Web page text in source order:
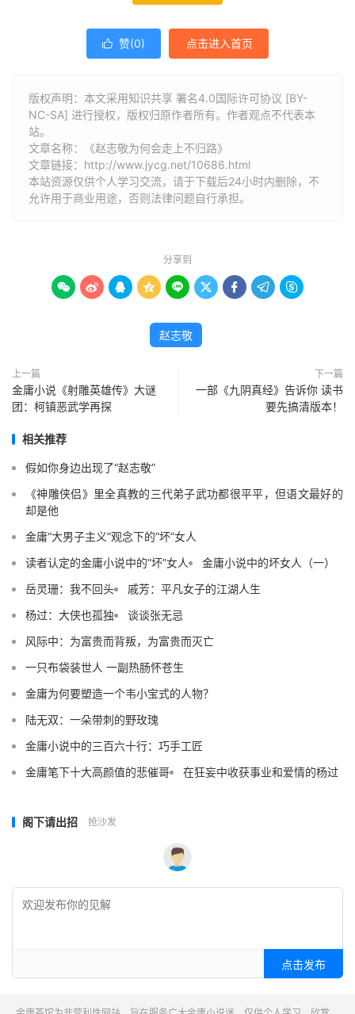
 赞(0) 点击进入首页
版权声明：本文采用知识共享 署名4.0国际许可协议 [BY-
NC-SA] 进行授权，版权归原作者所有。作者观点不代表本
站。
文章名称：《赵志敬为何会走上不归路》
文章链接： http://www.jycg.net/10686.html
本站资源仅供个人学习交流，请于下载后24小时内删除，不
允许用于商业用途，否则法律问题自行承担。
分享到
        
赵志敬
上一篇
金庸小说《射雕英雄传》大谜
团：柯镇恶武学再探
下一篇
一部《九阴真经》告诉你 读书
要先搞清版本！
相关推荐
假如你身边出现了“赵志敬”
《神雕侠侣》里全真教的三代弟子武功都很平平，但语文最好的
却是他
金庸“大男子主义”观念下的“坏”女人
读者认定的金庸小说中的“坏”女人
金庸小说中的坏女人（一）
岳灵珊：我不回头
戚芳：平凡女子的江湖人生
杨过：大侠也孤独
谈谈张无忌
风际中：为富贵而背叛，为富贵而灭亡
一只布袋装世人 一副热肠怀苍生
金庸为何要塑造一个韦小宝式的人物？
陆无双：一朵带刺的野玫瑰
金庸小说中的三百六十行：巧手工匠
金庸笔下十大高颜值的悲催哥
在狂妄中收获事业和爱情的杨过
阁下请出招 抢沙发
点击发布